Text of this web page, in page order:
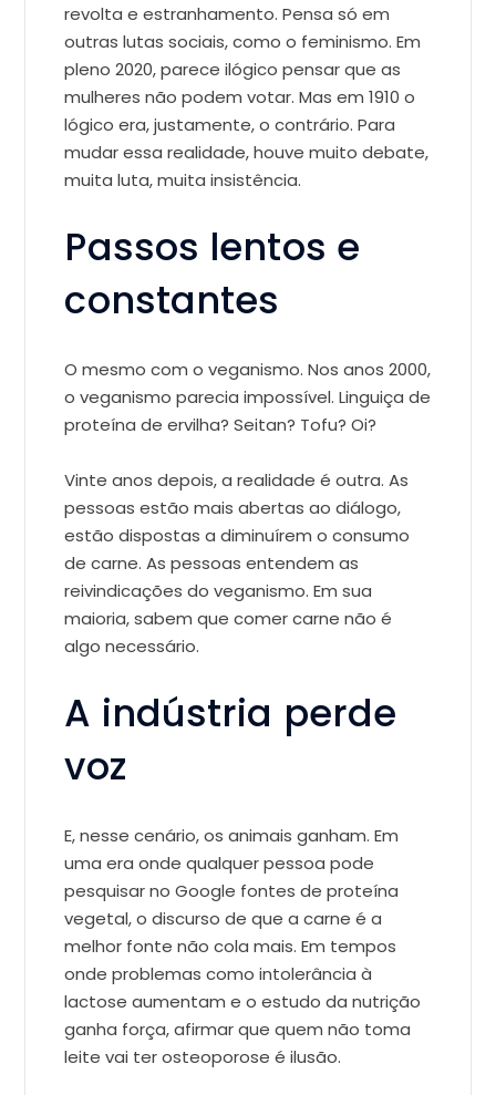
revolta e estranhamento. Pensa só em
outras lutas sociais, como o feminismo. Em
pleno 2020, parece ilógico pensar que as
mulheres não podem votar. Mas em 1910 o
lógico era, justamente, o contrário. Para
mudar essa realidade, houve muito debate,
muita luta, muita insistência.
Passos lentos e
constantes
O mesmo com o veganismo. Nos anos 2000,
o veganismo parecia impossível. Linguiça de
proteína de ervilha? Seitan? Tofu? Oi?
Vinte anos depois, a realidade é outra. As
pessoas estão mais abertas ao diálogo,
estão dispostas a diminuírem o consumo
de carne. As pessoas entendem as
reivindicações do veganismo. Em sua
maioria, sabem que comer carne não é
algo necessário.
A indústria perde
voz
E, nesse cenário, os animais ganham. Em
uma era onde qualquer pessoa pode
pesquisar no Google fontes de proteína
vegetal, o discurso de que a carne é a
melhor fonte não cola mais. Em tempos
onde problemas como intolerância à
lactose aumentam e o estudo da nutrição
ganha força, afirmar que quem não toma
leite vai ter osteoporose é ilusão.